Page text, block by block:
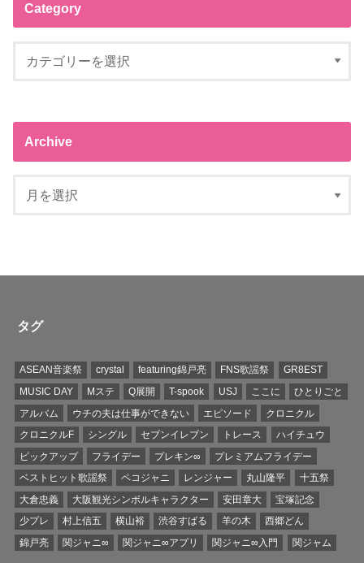
Category
Archive
タグ
ASEAN音楽祭 crystal featuring錦戸亮 FNS歌謡祭
GR8EST
MUSIC DAY
Mステ Q展開 T-spook USJ ここに
ひとりごと
アルバム
ウチの夫は仕事ができない エピソード
クロニクル
クロニクルF
シングル セブンイレブン トレース
ハイチュウ
ピックアップ
フライデー プレキン∞
プレミアムフライデー
ベストヒット歌謡祭
ペコジャニ レンジャー 丸山隆平
十五祭
大倉忠義
大阪観光シンボルキャラクター 安田章大
宝塚記念
少プレ
村上信五 横山裕 渋谷すばる 羊の木
西郷どん
錦戸亮
関ジャニ∞ 関ジャニ∞アプリ 関ジャニ∞入門 関ジャム